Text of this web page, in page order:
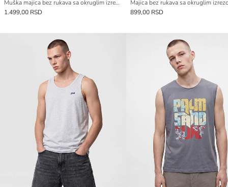
Muška majica bez rukava sa okruglim izrezom
1.499,00 RSD
899,00 RSD